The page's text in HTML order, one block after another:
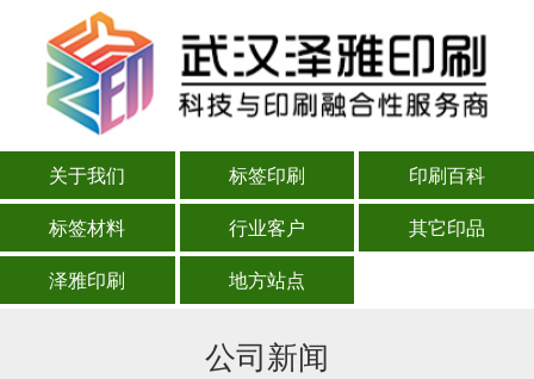
关于我们 标签印刷
印刷百科
标签材料
行业客户
其它印品
泽雅印刷
地方站点
公司新闻